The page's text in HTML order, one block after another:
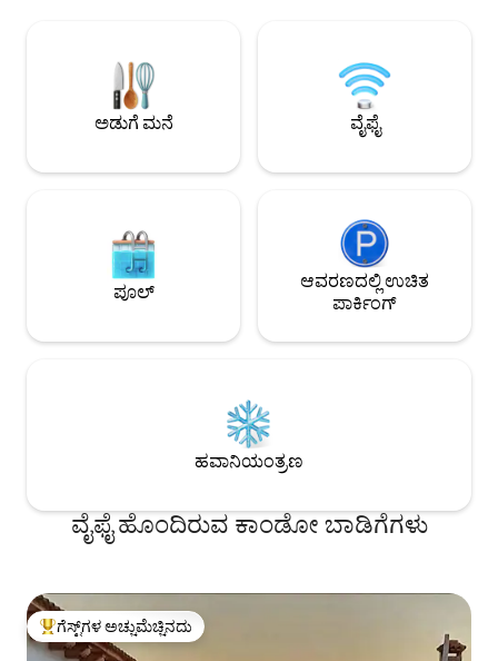
ಟೆರೇಸ್ ದ್ರಾಕ್ಷಿತೋಟಗಳ ದೂರದ ಪ್ಯಾಚ್‌ವರ್ಕ್‌ನಿಂದ
ಸುತ್ತುವರೆದಿರುವ ಜೇಡಿಮಣ್ಣಿನ ಟೈಲ್ ಛಾವಣಿಗಳ
ವಿಸ್ಟಾವನ್ನು ಹೊಂದಿದೆ. ಮತ್ತು ನಮ್ಮ ಸಮುದಾಯ
ಪೂಲ್ ಸ್ಪ್ಲಾಶ್‌ಗೆ ಅದ್ಭುತವಾಗಿದೆ.
ತಾರಗೋನಾದೊಂದಿಗೆ
ಹೊಂದಿದ ನಿಕಟ ಮತ್ತು
ಖಾತರಿಪಡಿಸಿದ ನೆಮ್ಮದಿ
ಅಡುಗೆ ಮನೆ ವೈಫೈ
ಪೂಲ್
ಆವರಣದಲ್ಲಿ ಉಚಿತ
ಪಾರ್ಕಿಂಗ್
ಹವಾನಿಯಂತ್ರಣ
ವೈಫೈ ಹೊಂದಿರುವ ಕಾಂಡೋ ಬಾಡಿಗೆಗಳು
ಗೆಸ್ಟ್‌ಗಳಿಗೆ ಅತಿ ಹೆಚ್ಚು ಅಚ್ಚುಮೆಚ್ಚಿನದು
ಗೆಸ್ಟ್‌ಗಳ ಅಚ್ಚುಮೆಚ್ಚಿನದು